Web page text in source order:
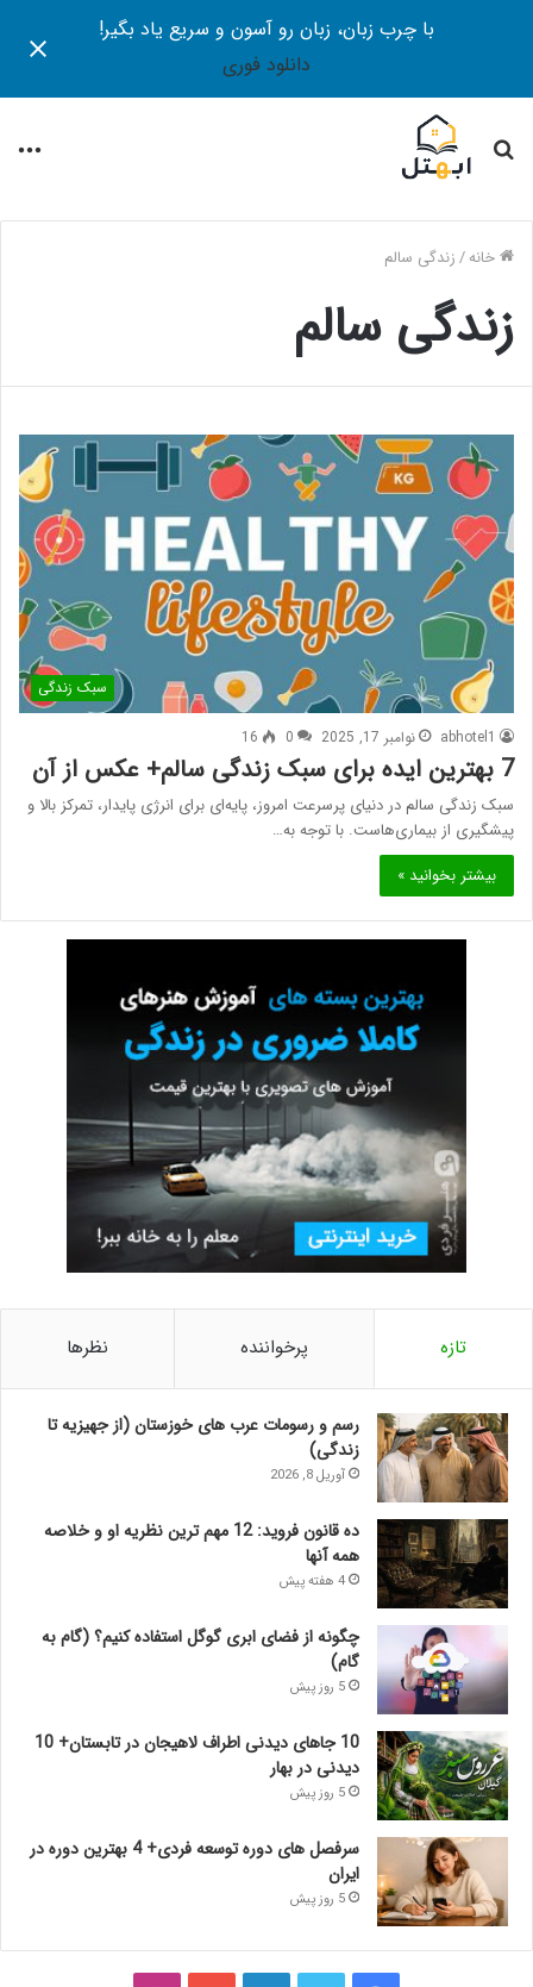
با چرب زبان، زبان رو آسون و سریع یاد بگیر!
دانلود فوری
جستجو
برای
خانه/زندگی سالم
زندگی سالم
سبک زندگی
abhotel1 نوامبر 17, 2025 0
16
7 بهترین ایده برای سبک زندگی سالم+ عکس از آن
سبک زندگی سالم در دنیای پرسرعت امروز، پایه‌ای برای انرژی پایدار، تمرکز بالا و
پیشگیری از بیماری‌هاست. با توجه به…
بیشتر بخوانید »
تازه پرخواننده نظرها
رسم و رسومات عرب های خوزستان (از جهیزیه تا
زندگی)
آوریل 8, 2026
ده قانون فروید: 12 مهم ترین نظریه او و خلاصه
همه آنها
4 هفته پیش
چگونه از فضای ابری گوگل استفاده کنیم؟ (گام به
گام)
5 روز پیش
10 جاهای دیدنی اطراف لاهیجان در تابستان+ 10
دیدنی در بهار
5 روز پیش
سرفصل های دوره توسعه فردی+ 4 بهترین دوره در
ایران
5 روز پیش